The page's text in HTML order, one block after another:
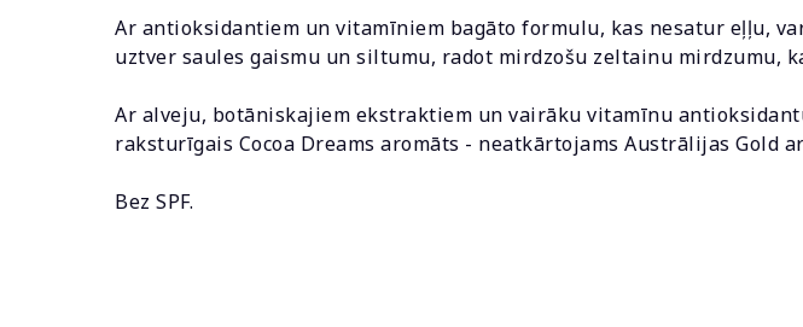
Ar antioksidantiem un vitamīniem bagāto formulu, kas nesatur eļļu,
uztver saules gaismu un siltumu, radot mirdzošu zeltainu mirdzumu,
Ar alveju, botāniskajiem ekstraktiem un vairāku vitamīnu
raksturīgais Cocoa Dreams aromāts - neatkārtojams Austrālijas Gold
Bez SPF.